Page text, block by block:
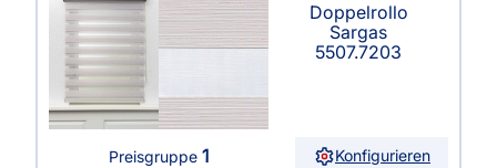
Doppelrollo
Sargas
5507.7203
Preisgruppe 1 Konfigurieren